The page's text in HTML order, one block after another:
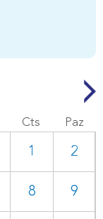
Cts Paz
1 2
8 9